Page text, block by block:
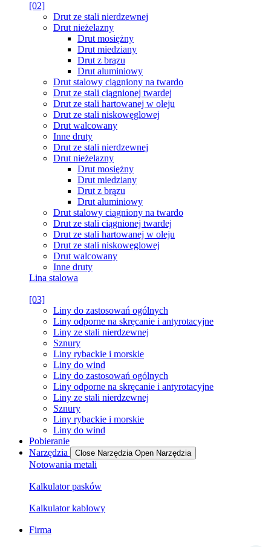
[02]
Drut ze stali nierdzewnej
Drut nieżelazny
Drut mosiężny
Drut miedziany
Drut z brązu
Drut aluminiowy
Drut stalowy ciągniony na twardo
Drut ze stali ciągnionej twardej
Drut ze stali hartowanej w oleju
Drut ze stali niskowęglowej
Drut walcowany
Inne druty
Drut ze stali nierdzewnej
Drut nieżelazny
Drut mosiężny
Drut miedziany
Drut z brązu
Drut aluminiowy
Drut stalowy ciągniony na twardo
Drut ze stali ciągnionej twardej
Drut ze stali hartowanej w oleju
Drut ze stali niskowęglowej
Drut walcowany
Inne druty
Lina stalowa
[03]
Liny do zastosowań ogólnych
Liny odporne na skręcanie i antyrotacyjne
Liny ze stali nierdzewnej
Sznury
Liny rybackie i morskie
Liny do wind
Liny do zastosowań ogólnych
Liny odporne na skręcanie i antyrotacyjne
Liny ze stali nierdzewnej
Sznury
Liny rybackie i morskie
Liny do wind
Pobieranie
Narzędzia
Close Narzędzia Open Narzędzia
Notowania metali
Kalkulator pasków
Kalkulator kablowy
Firma